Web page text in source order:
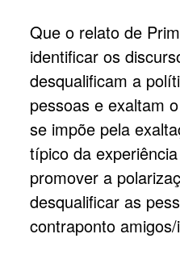
Que o relato de
identificar os
desqualificam a
pessoas e exaltam
se impõe pela
típico da
promover a
desqualificar as
contraponto